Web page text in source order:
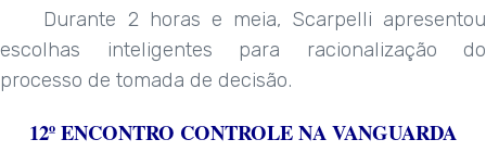
Durante 2 horas e meia, Scarpelli apresentou
escolhas inteligentes para racionalização do
processo de tomada de decisão.
12º ENCONTRO CONTROLE NA VANGUARDA